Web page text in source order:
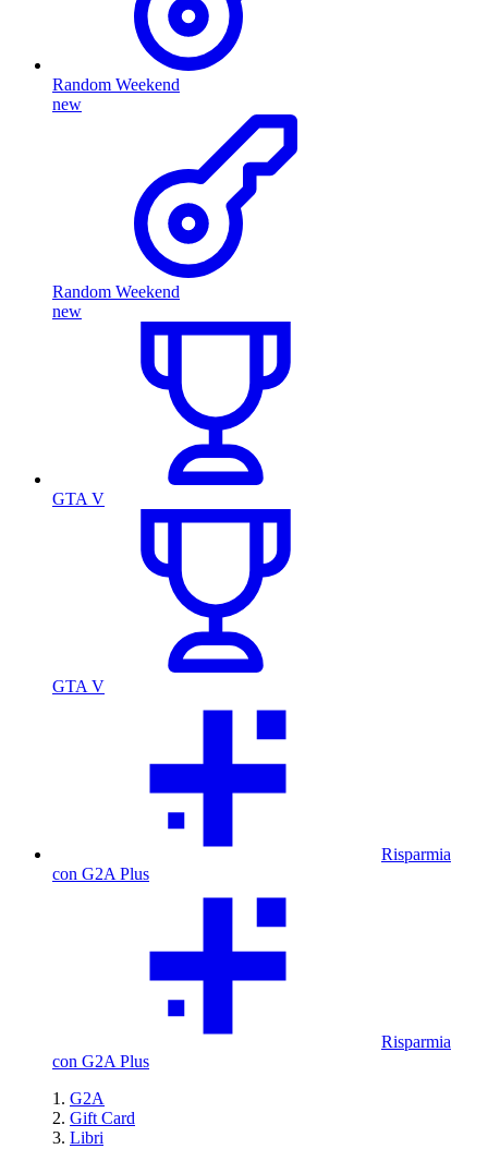
Random Weekend
new
Random Weekend
new
GTA V
GTA V
Risparmia
con G2A Plus
Risparmia
con G2A Plus
G2A
Gift Card
Libri